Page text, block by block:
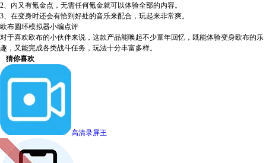
2、内又有氪金点，无需任何氪金就可以体验全部的内容。
3、在变身时还会有恰到好处的音乐来配合，玩起来非常爽。
欧布圆环模拟器小编点评
对于喜欢欧布的小伙伴来说，这款产品能唤起不少童年回忆，既能体验变身欧布的乐
趣，又能完成各类战斗任务，玩法十分丰富多样。
猜你喜欢
高清录屏王